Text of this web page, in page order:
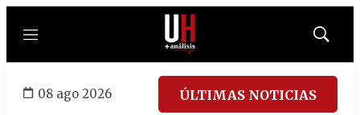
Menú
Mostrar
08 ago 2026 ÚLTIMAS NOTICIAS